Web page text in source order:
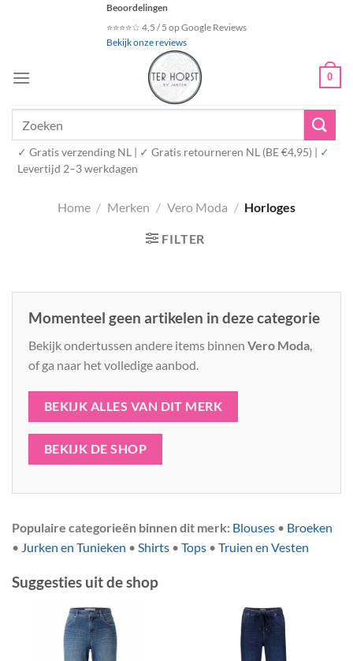
Beoordelingen
⭐⭐⭐⭐☆ 4,5 / 5 op Google Reviews
Bekijk onze reviews
0
✓ Gratis verzending NL | ✓ Gratis retourneren NL (BE €4,95) | ✓
Levertijd 2–3 werkdagen
Home / Merken / Vero Moda / Horloges
FILTER
Momenteel geen artikelen in deze categorie
Bekijk ondertussen andere items binnen Vero Moda
of ga naar het volledige aanbod.
BEKIJK ALLES VAN DIT MERK
BEKIJK DE SHOP
Populaire categorieën binnen dit merk: Blouses • Broeken
• Jurken en Tunieken • Shirts • Tops • Truien en Vesten
Suggesties uit de shop